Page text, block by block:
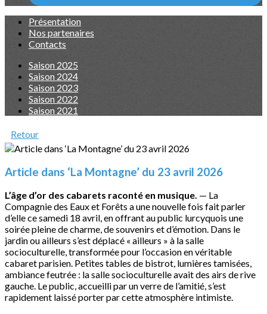
Présentation
Nos partenaires
Contacts
Saison 2025
Saison 2024
Saison 2023
Saison 2022
Saison 2021
Retour
Article dans ‘La Montagne’ du 23 avril 2026
L’âge d’or des cabarets raconté en musique. — La
Compagnie des Eaux et Forêts a une nouvelle fois fait parler
d’elle ce samedi 18 avril, en offrant au public lurcyquois une
soirée pleine de charme, de souvenirs et d’émotion. Dans le
jardin ou ailleurs s’est déplacé « ailleurs » à la salle
socioculturelle, transformée pour l’occasion en véritable
cabaret parisien. Petites tables de bistrot, lumières tamisées,
ambiance feutrée : la salle socioculturelle avait des airs de rive
gauche. Le public, accueilli par un verre de l’amitié, s’est
rapidement laissé porter par cette atmosphère intimiste.